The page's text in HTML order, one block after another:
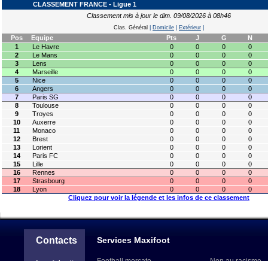
CLASSEMENT FRANCE - Ligue 1
Classement mis à jour le dim. 09/08/2026 à 08h46
Clas. Général Domicile Extérieur
Pos Equipe Pts J G
N
1
Le Havre 0 0 0
0
2
Le Mans 0 0 0
0
3
Lens 0 0 0
0
4
Marseille 0 0 0
0
5
Nice 0 0 0
0
6
Angers 0 0 0
0
7
Paris SG 0 0 0
0
8
Toulouse 0 0 0
0
9
Troyes 0 0 0
0
10
Auxerre 0 0 0
0
11
Monaco 0 0 0
0
12
Brest 0 0 0
0
13
Lorient 0 0 0
0
14
Paris FC 0 0 0
0
15
Lille 0 0 0
0
16
Rennes 0 0 0
0
17
Strasbourg 0 0 0
0
18
Lyon 0 0 0
0
Cliquez pour voir la légende et les infos de ce classement
Contacts Services Maxifoot